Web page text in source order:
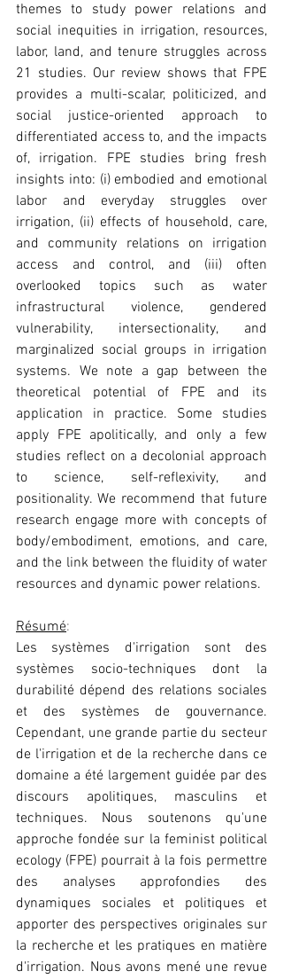
themes to study power relations and
social inequities in irrigation, resources,
labor, land, and tenure struggles across
21 studies. Our review shows that FPE
provides a multi-scalar, politicized, and
social justice-oriented approach to
differentiated access to, and the impacts
of, irrigation. FPE studies bring fresh
insights into: (i) embodied and emotional
labor and everyday struggles over
irrigation, (ii) effects of household, care,
and community relations on irrigation
access and control, and (iii) often
overlooked topics such as water
infrastructural violence, gendered
vulnerability, intersectionality, and
marginalized social groups in irrigation
systems. We note a gap between the
theoretical potential of FPE and its
application in practice. Some studies
apply FPE apolitically, and only a few
studies reflect on a decolonial approach
to science, self-reflexivity, and
positionality. We recommend that future
research engage more with concepts of
body/embodiment, emotions, and care,
and the link between the fluidity of water
resources and dynamic power relations.
Résumé:
Les systèmes d'irrigation sont des
systèmes socio-techniques dont la
durabilité dépend des relations sociales
et des systèmes de gouvernance.
Cependant, une grande partie du secteur
de l'irrigation et de la recherche dans ce
domaine a été largement guidée par des
discours apolitiques, masculins et
techniques. Nous soutenons qu'une
approche fondée sur la feminist political
ecology (FPE) pourrait à la fois permettre
des analyses approfondies des
dynamiques sociales et politiques et
apporter des perspectives originales sur
la recherche et les pratiques en matière
d'irrigation. Nous avons mené une revue